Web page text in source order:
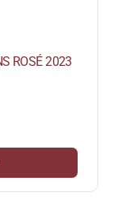
ROSÉ 2023